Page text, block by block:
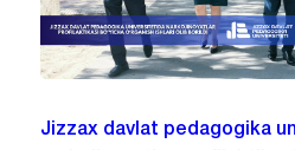
Jizzax davlat pedagogika